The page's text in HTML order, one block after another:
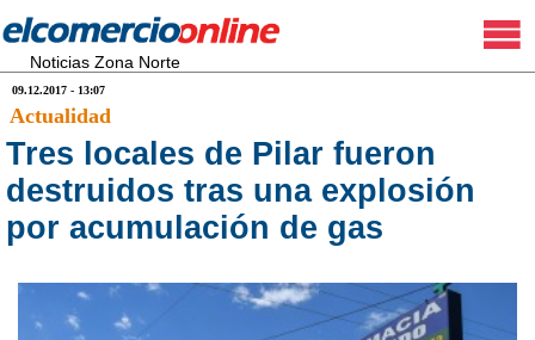
Noticias Zona Norte
09.12.2017 - 13:07
Actualidad
Tres locales de Pilar fueron
destruidos tras una explosión
por acumulación de gas